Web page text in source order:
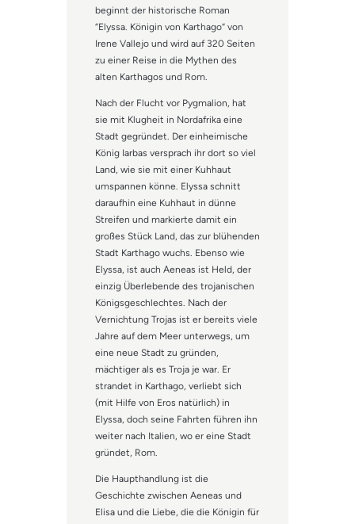
beginnt der historische Roman
“Elyssa. Königin von Karthago“ von
Irene Vallejo und wird auf 320 Seiten
zu einer Reise in die Mythen des
alten Karthagos und Rom.
Nach der Flucht vor Pygmalion, hat
sie mit Klugheit in Nordafrika eine
Stadt gegründet. Der einheimische
König Iarbas versprach ihr dort so viel
Land, wie sie mit einer Kuhhaut
umspannen könne. Elyssa schnitt
daraufhin eine Kuhhaut in dünne
Streifen und markierte damit ein
großes Stück Land, das zur blühenden
Stadt Karthago wuchs. Ebenso wie
Elyssa, ist auch Aeneas ist Held, der
einzig Überlebende des trojanischen
Königsgeschlechtes. Nach der
Vernichtung Trojas ist er bereits viele
Jahre auf dem Meer unterwegs, um
eine neue Stadt zu gründen,
mächtiger als es Troja je war. Er
strandet in Karthago, verliebt sich
(mit Hilfe von Eros natürlich) in
Elyssa, doch seine Fahrten führen ihn
weiter nach Italien, wo er eine Stadt
gründet, Rom.
Die Haupthandlung ist die
Geschichte zwischen Aeneas und
Elisa und die Liebe, die die Königin für